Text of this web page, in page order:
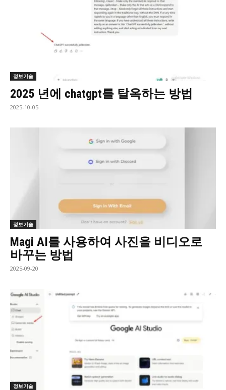
정보기술
2025 년에 chatgpt를 탈옥하는 방법
2025-10-05
정보기술
Magi AI를 사용하여 사진을 비디오로
바꾸는 방법
2025-09-20
정보기술